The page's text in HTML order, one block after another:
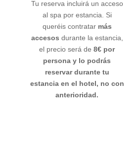
Tu reserva incluirá un acceso
al spa por estancia. Si
queréis contratar más
accesos durante la estancia,
el precio será de8€ por
persona y lo podrás
reservar durante tu
estancia en el hotel, no con
anterioridad.